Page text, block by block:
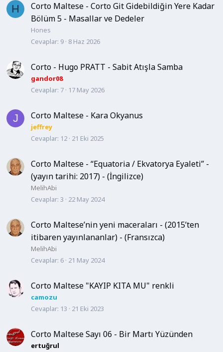
H
Corto Maltese - Corto Git Gidebildiğin Yere Kadar
Bölüm 5 - Masallar ve Dedeler
Hones
Cevaplar 9 8 Haz 2026
Corto - Hugo PRATT - Sabit Atışla Samba
gandor08
Cevaplar 7 17 May 2026
J Corto Maltese - Kara Okyanus
jeffrey
Cevaplar 12 21 Eki 2025
Corto Maltese - “Equatoria / Ekvatorya Eyaleti” -
(yayın tarihi: 2017) - (İngilizce)
MelihAbi
Cevaplar 3 22 May 2024
Corto Maltese’nin yeni maceraları - (2015’ten
itibaren yayınlananlar) - (Fransızca)
MelihAbi
Cevaplar 6 21 May 2024
Corto Maltese "KAYIP KITA MU" renkli
camozu
Cevaplar 13 21 Eki 2023
Corto Maltese Sayı 06 - Bir Martı Yüzünden
ertuğrul